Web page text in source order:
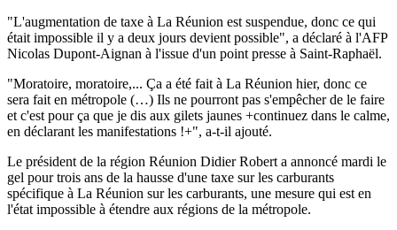
"L'augmentation de taxe à La Réunion est suspendue, donc ce qui
était impossible il y a deux jours devient possible", a déclaré à l'AFP
Nicolas Dupont-Aignan à l'issue d'un point presse à Saint-Raphaël.
"Moratoire, moratoire,... Ça a été fait à La Réunion hier, donc ce
sera fait en métropole (…) Ils ne pourront pas s'empêcher de le faire
et c'est pour ça que je dis aux gilets jaunes +continuez dans le calme,
en déclarant les manifestations !+", a-t-il ajouté.
Le président de la région Réunion Didier Robert a annoncé mardi le
gel pour trois ans de la hausse d'une taxe sur les carburants
spécifique à La Réunion sur les carburants, une mesure qui est en
l'état impossible à étendre aux régions de la métropole.